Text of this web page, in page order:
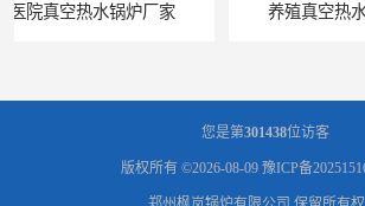
养殖真空热水锅炉厂商 天然
您是第301438位访客
版权所有 ©2026-08-09 豫ICP备